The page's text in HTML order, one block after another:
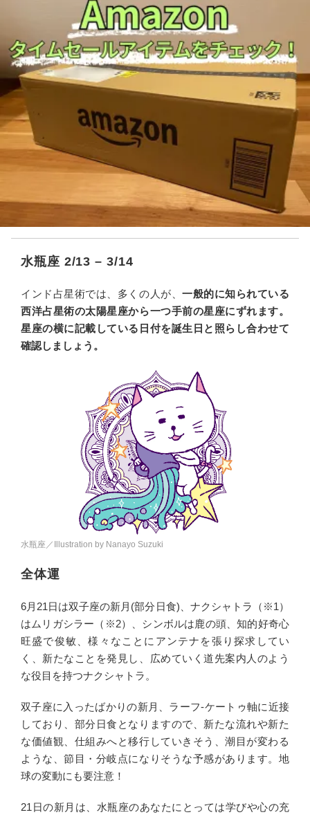
水瓶座 2/13 – 3/14
インド占星術では、多くの人が、一般的に知られている
西洋占星術の太陽星座から一つ手前の星座にずれます。
星座の横に記載している日付を誕生日と照らし合わせて
確認しましょう。
水瓶座／Illustration by Nanayo Suzuki
全体運
6月21日は双子座の新月(部分日食)、ナクシャトラ（※1）
はムリガシラー（※2）、シンボルは鹿の頭、知的好奇心
旺盛で俊敏、様々なことにアンテナを張り探求してい
く、新たなことを発見し、広めていく道先案内人のよう
な役目を持つナクシャトラ。
双子座に入ったばかりの新月、ラーフ-ケートゥ軸に近接
しており、部分日食となりますので、新たな流れや新た
な価値観、仕組みへと移行していきそう、潮目が変わる
ような、節目・分岐点になりそうな予感があります。地
球の変動にも要注意！
21日の新月は、水瓶座のあなたにとっては学びや心の充